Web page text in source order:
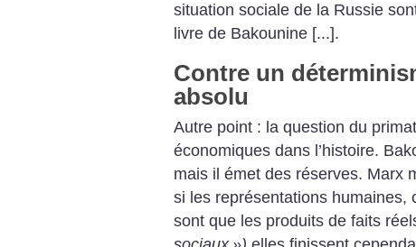
situation sociale de la Russie
livre de Bakounine [...].
Contre un
absolu
Autre point : la question du
économiques dans l’histoire.
mais il émet des réserves. Marx
si les représentations humaines,
sont que les produits de faits